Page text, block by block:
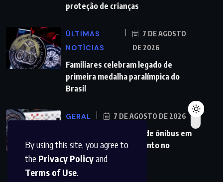
By using this site, you agree to
the Privacy Policyand
Terms of Use.
proteção de crianças
ÚLTIMAS
NOTÍCIAS
7 DE AGOSTO
DE 2026
Familiares celebram legado de
primeira medalha paralímpica do
Brasil
GERAL 7 DE AGOSTO DE 2026
PMs detêm motorista de ônibus em
SP após desentendimento no